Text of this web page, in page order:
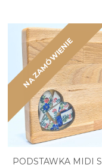
NA ZAMÓWIENIE
PODSTAWKA MIDI